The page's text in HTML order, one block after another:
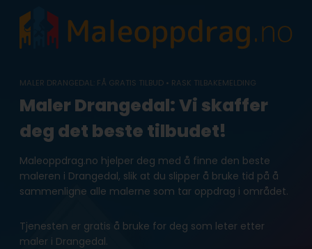
content
MALER DRANGEDAL: FÅ GRATIS TILBUD • RASK TILBAKEMELDING
Maler Drangedal: Vi skaffer
deg det beste tilbudet!
Maleoppdrag.no hjelper deg med å finne den beste
maleren i Drangedal, slik at du slipper å bruke tid på å
sammenligne alle malerne som tar oppdrag i området.
Tjenesten er gratis å bruke for deg som leter etter
maler i Drangedal.